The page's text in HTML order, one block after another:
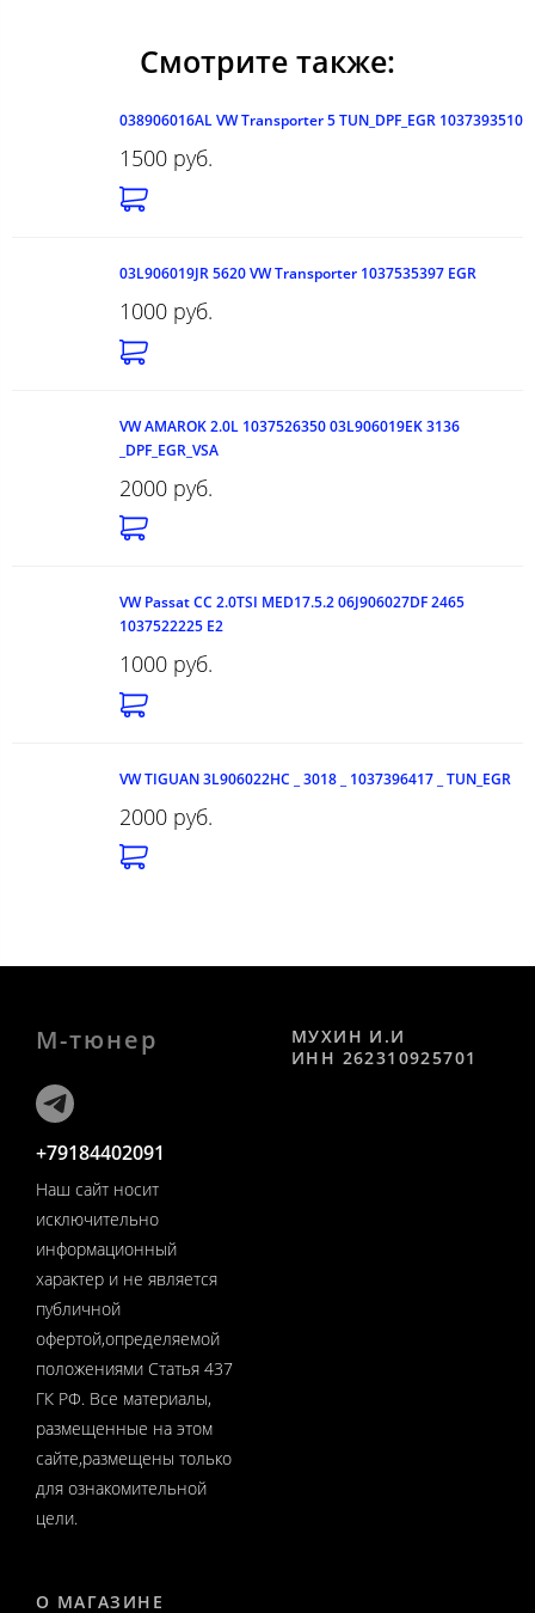
Смотрите также:
038906016AL VW Transporter 5 TUN_DPF_EGR 1037393510
1500 руб.
03L906019JR 5620 VW Transporter 1037535397 EGR
1000 руб.
VW AMAROK 2.0L 1037526350 03L906019EK 3136
_DPF_EGR_VSA
2000 руб.
VW Passat CC 2.0TSI MED17.5.2 06J906027DF 2465
1037522225 E2
1000 руб.
VW TIGUAN 3L906022HC _ 3018 _ 1037396417 _ TUN_EGR
2000 руб.
М-тюнер
+79184402091
Наш сайт носит
исключительно
информационный
характер и не является
публичной
офертой,определяемой
положениями Статья 437
ГК РФ. Все материалы,
размещенные на этом
сайте,размещены только
для ознакомительной
цели.
МУХИН И.И
ИНН 262310925701
О МАГАЗИНЕ